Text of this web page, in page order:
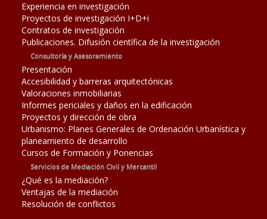
Experiencia en investigación
Proyectos de investigación I+D+i
Contratos de investigación
Publicaciones. Difusión científica de la investigación
Consultoría y Asesoramiento
Presentación
Accesibilidad y barreras arquitectónicas
Valoraciones inmobiliarias
Informes periciales y daños en la edificación
Proyectos y dirección de obra
Urbanismo: Planes Generales de Ordenación Urbanística y
planeamiento de desarrollo
Cursos de Formación y Ponencias
Servicios de Mediación Civil y Mercantil
¿Qué es la mediación?
Ventajas de la mediación
Resolución de conflictos